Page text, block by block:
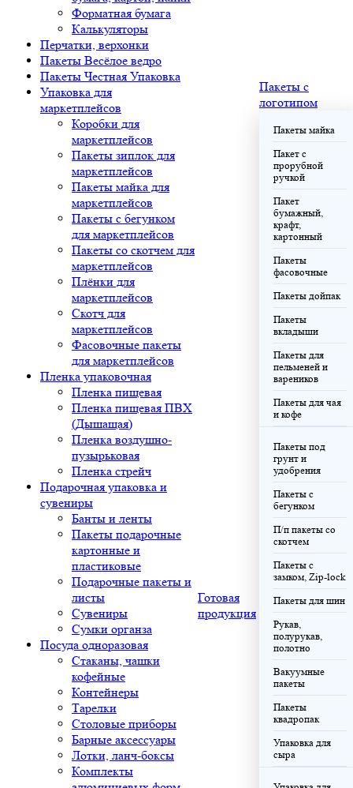
Форматная бумага
Калькуляторы
Перчатки, верхонки
Пакеты Весёлое ведро
Пакеты Честная Упаковка
Упаковка для
маркетплейсов
Коробки для
маркетплейсов
Пакеты зиплок для
маркетплейсов
Пакеты майка для
маркетплейсов
Пакеты с бегунком
для маркетплейсов
Пакеты со скотчем для
маркетплейсов
Плёнки для
маркетплейсов
Скотч для
маркетплейсов
Фасовочные пакеты
для маркетплейсов
Пленка упаковочная
Пленка пищевая
Пленка пищевая ПВХ
(Дышащая)
Пленка воздушно-
пузырьковая
Пленка стрейч
Подарочная упаковка и
сувениры
Банты и ленты
Пакеты подарочные
картонные и
пластиковые
Подарочные пакеты и
листы
Сувениры
Сумки органза
Посуда одноразовая
Стаканы, чашки
кофейные
Контейнеры
Тарелки
Столовые приборы
Барные аксессуары
Лотки, ланч-боксы
Комплекты
Готовая
продукция
Пакеты с
логотипом
Пакеты майка
Пакет с
прорубной
ручкой
Пакет
бумажный,
крафт,
картонный
Пакеты
фасовочные
Пакеты дойпак
Пакеты
вкладыши
Пакеты для
пельменей и
вареников
Пакеты для чая
и кофе
Пакеты под
грунт и
удобрения
Пакеты с
бегунком
П/п пакеты со
скотчем
Пакеты с
замком, Zip-lock
Пакеты для шин
Рукав,
полурукав,
полотно
Вакуумные
пакеты
Пакеты
квадропак
Упаковка для
сыра